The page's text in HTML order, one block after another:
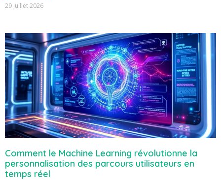
29 juillet 2026
Comment le Machine Learning révolutionne la
personnalisation des parcours utilisateurs en
temps réel